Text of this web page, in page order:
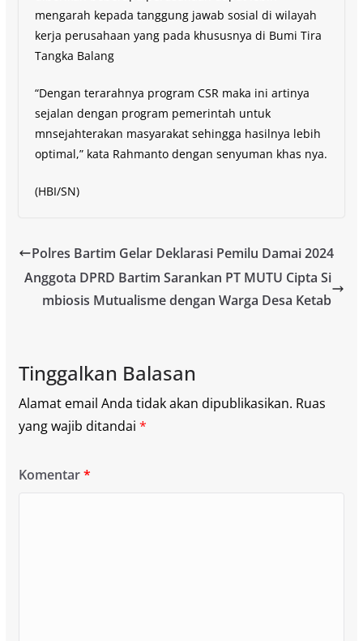
mengarah kepada tanggung jawab sosial di wilayah
kerja perusahaan yang pada khususnya di Bumi Tira
Tangka Balang
“Dengan terarahnya program CSR maka ini artinya
sejalan dengan program pemerintah untuk
mnsejahterakan masyarakat sehingga hasilnya lebih
optimal,” kata Rahmanto dengan senyuman khas nya.
(HBI/SN)
Polres Bartim Gelar Deklarasi Pemilu Damai 2024
Anggota DPRD Bartim Sarankan PT MUTU Cipta Si
mbiosis Mutualisme dengan Warga Desa Ketab
Tinggalkan Balasan
Alamat email Anda tidak akan dipublikasikan. Ruas
yang wajib ditandai *
Komentar*